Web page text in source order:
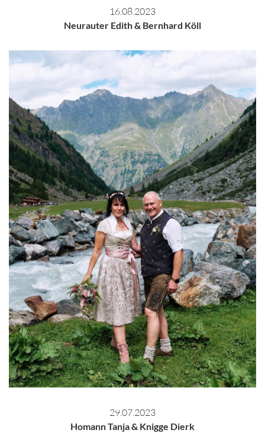
16.08.2023
Neurauter Edith & Bernhard Köll
29.07.2023
Homann Tanja & Knigge Dierk